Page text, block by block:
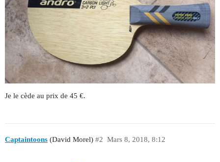
Je le cède au prix de 45 €.
Captaintoons (David Morel) Mars 8, 2018, 8:12
#2